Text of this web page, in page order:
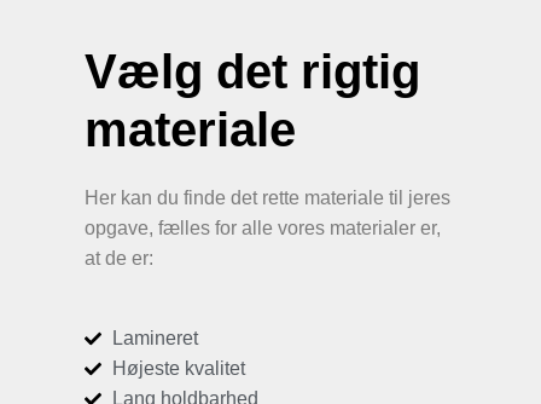
Vælg det rigtig
materiale
Her kan du finde det rette materiale til jeres
opgave, fælles for alle vores materialer er,
at de er:
Lamineret
Højeste kvalitet
Lang holdbarhed